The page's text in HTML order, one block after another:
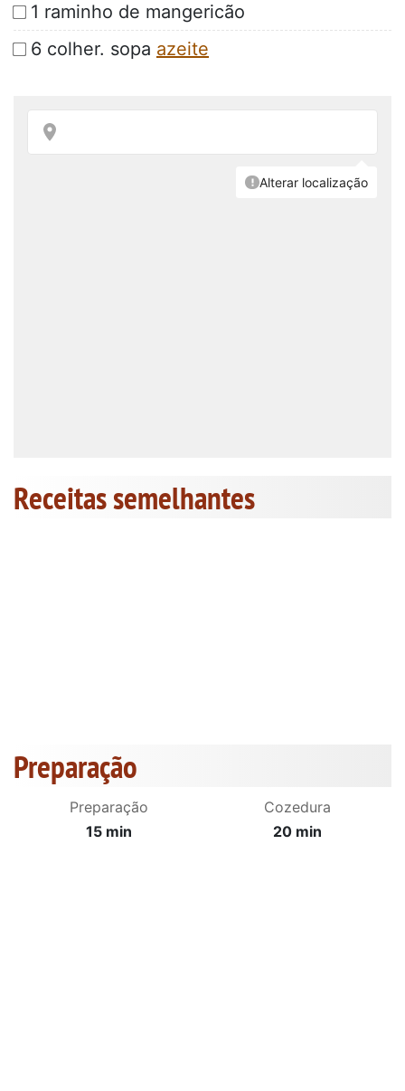
1 raminho de mangericão
6 colher. sopa azeite
Receitas semelhantes
Preparação
Preparação
15 min
Cozedura
20 min